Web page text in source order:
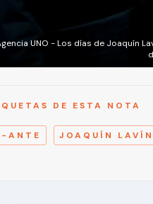
UNO - Los días de Joaquín
DE ESTA NOTA
ANTE JOAQUÍN LAVÍN